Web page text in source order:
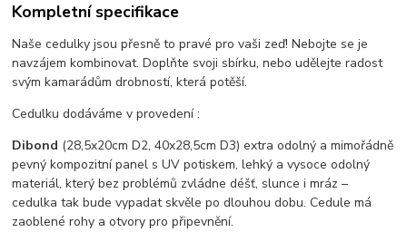
Kompletní specifikace
Naše cedulky jsou přesně to pravé pro vaši zeď! Nebojte se je
navzájem kombinovat. Doplňte svoji sbírku, nebo udělejte radost
svým kamarádům drobností, která potěší.
Cedulku dodáváme v provedení :
Dibond (28,5x20cm D2, 40x28,5cm D3) extra odolný a mimořádně
pevný kompozitní panel s UV potiskem, lehký a vysoce odolný
materiál, který bez problémů zvládne déšť, slunce i mráz –
cedulka tak bude vypadat skvěle po dlouhou dobu. Cedule má
zaoblené rohy a otvory pro připevnění.